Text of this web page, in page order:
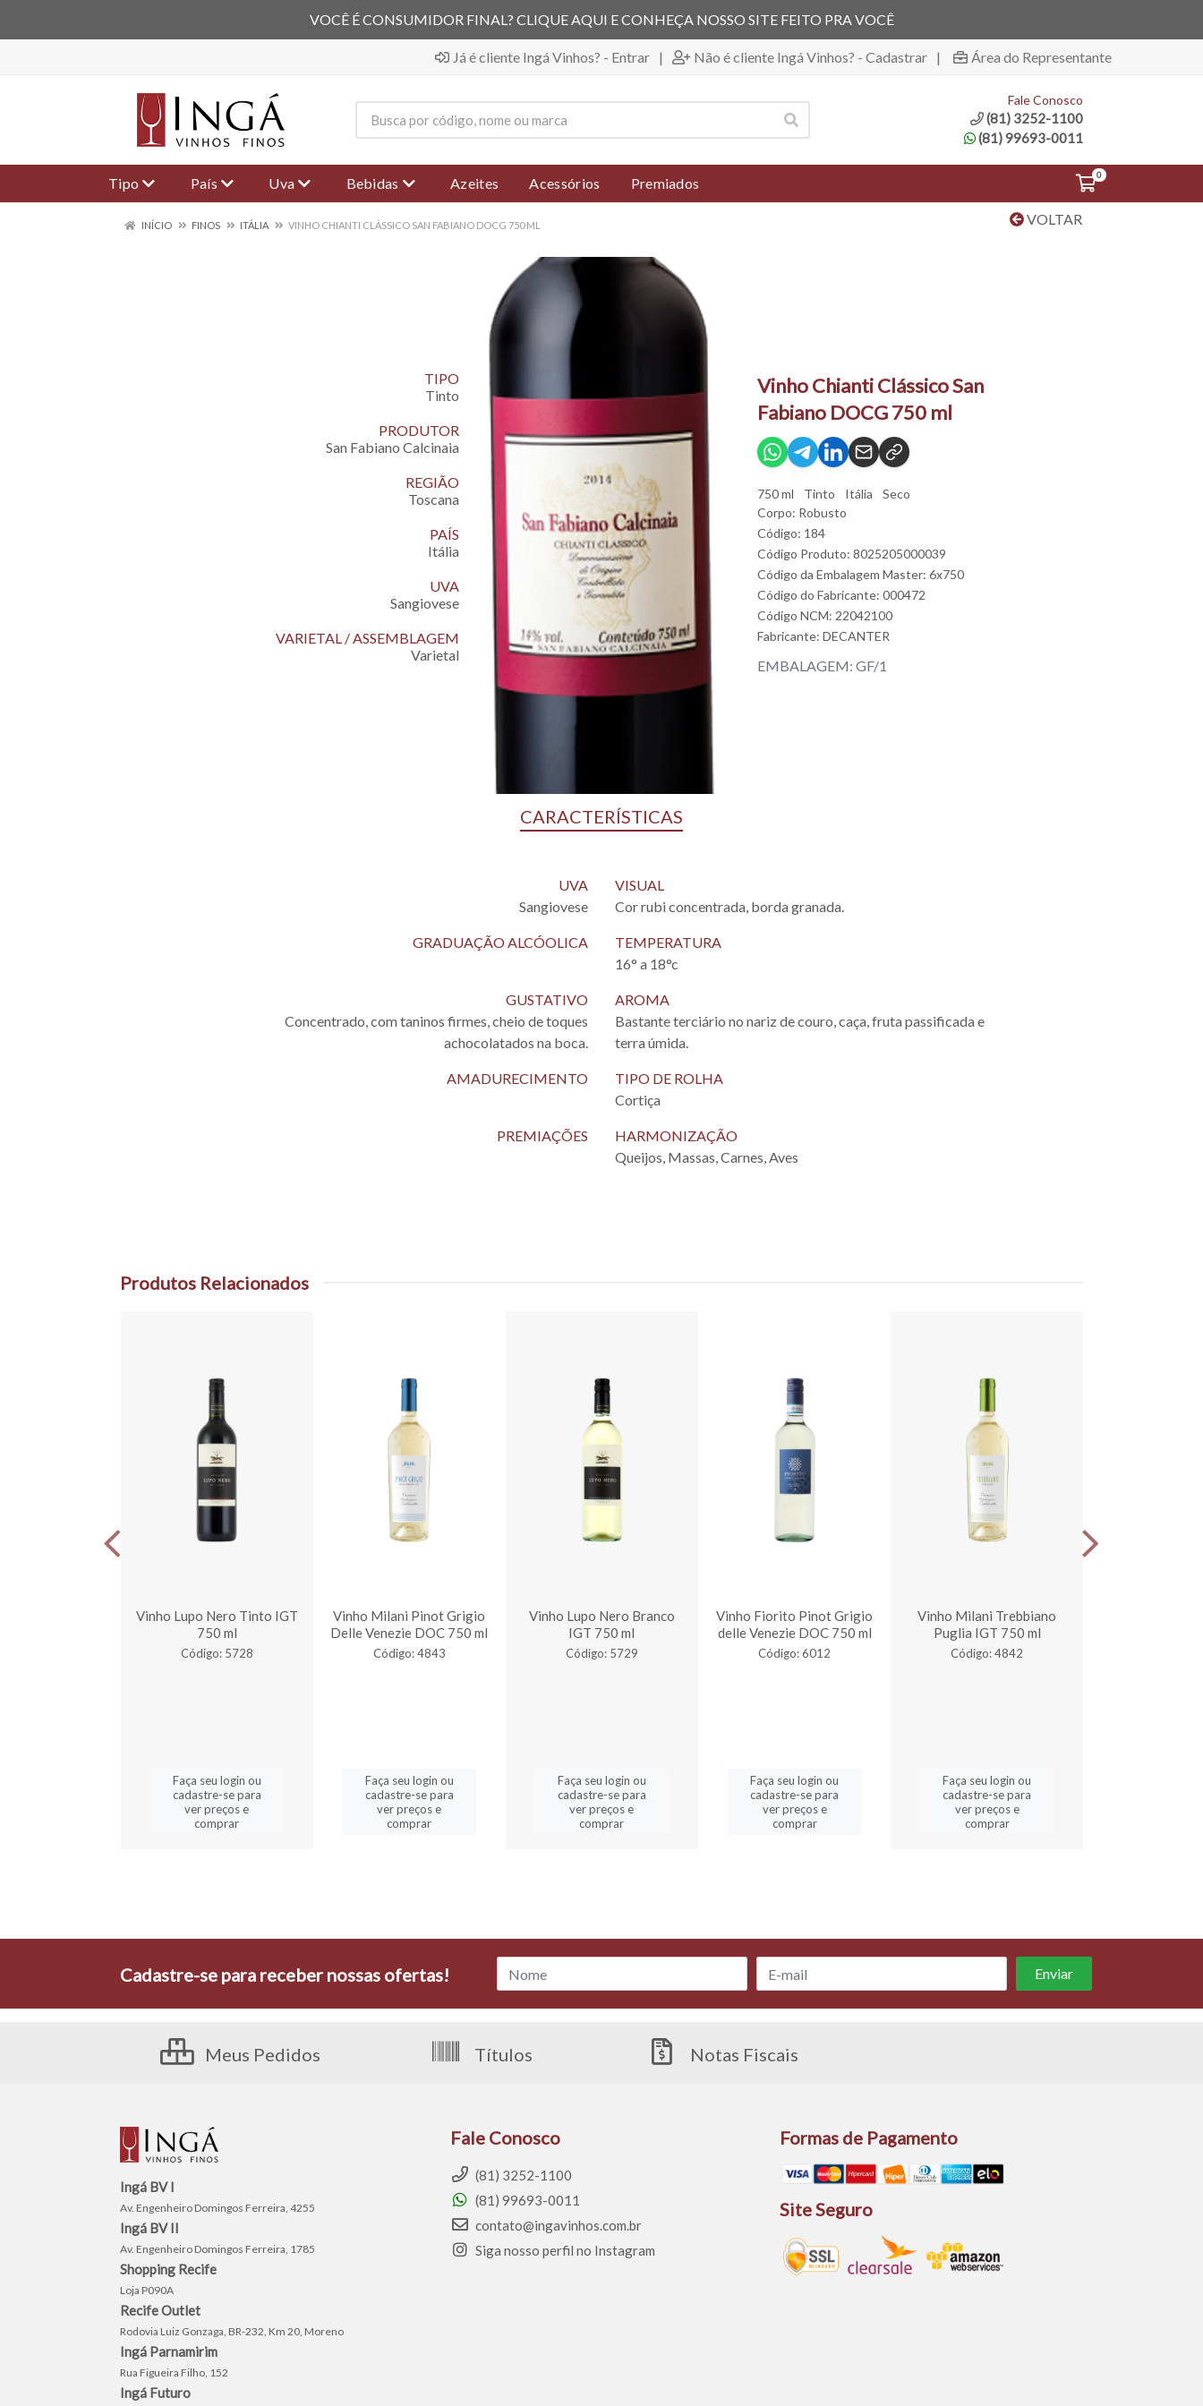
VOCÊ É CONSUMIDOR FINAL? CLIQUE AQUI E CONHEÇA NOSSO SITE FEITO PRA VOCÊ
Já é cliente Ingá Vinhos? - Entrar | Não é cliente Ingá Vinhos? - Cadastrar | Área do Representante
Fale Conosco
(81) 3252-1100
(81) 99693-0011
Tipo País Uva Bebidas Azeites Acessórios Premiados
0
VOLTAR
INÍCIO FINOS ITÁLIA VINHO CHIANTI CLÁSSICO SAN FABIANO DOCG 750 ML
TIPO
Tinto
PRODUTOR
San Fabiano Calcinaia
REGIÃO
Toscana
PAÍS
Itália
UVA
Sangiovese
VARIETAL / ASSEMBLAGEM
Varietal
Vinho Chianti Clássico San
Fabiano DOCG 750 ml
750 ml Tinto Itália
Seco
Corpo: Robusto
Código: 184
Código Produto: 8025205000039
Código da Embalagem Master: 6x750
Código do Fabricante: 000472
Código NCM: 22042100
Fabricante: DECANTER
EMBALAGEM: GF/1
CARACTERÍSTICAS
UVA
Sangiovese
VISUAL
Cor rubi concentrada, borda granada.
GRADUAÇÃO ALCÓOLICA
TEMPERATURA
16° a 18°c
GUSTATIVO
Concentrado, com taninos firmes, cheio de toques
achocolatados na boca.
AROMA
Bastante terciário no nariz de couro, caça, fruta passificada e
terra úmida.
AMADURECIMENTO
TIPO DE ROLHA
Cortiça
PREMIAÇÕES
HARMONIZAÇÃO
Queijos, Massas, Carnes, Aves
Produtos Relacionados
Vinho Lupo Nero Tinto IGT
750 ml
Código: 5728
Faça seu login ou
cadastre-se para
ver preços e
comprar
Vinho Milani Pinot Grigio
Delle Venezie DOC 750 ml
Código: 4843
Faça seu login ou
cadastre-se para
ver preços e
comprar
Vinho Lupo Nero Branco
IGT 750 ml
Código: 5729
Faça seu login ou
cadastre-se para
ver preços e
comprar
Vinho Fiorito Pinot Grigio
delle Venezie DOC 750 ml
Código: 6012
Faça seu login ou
cadastre-se para
ver preços e
comprar
Vinho Milani Trebbiano
Puglia IGT 750 ml
Código: 4842
Faça seu login ou
cadastre-se para
ver preços e
comprar
Cadastre-se para receber nossas ofertas!
Meus Pedidos Títulos Notas Fiscais
Ingá BV I
Av. Engenheiro Domingos Ferreira, 4255
Ingá BV II
Av. Engenheiro Domingos Ferreira, 1785
Shopping Recife
Loja P090A
Recife Outlet
Rodovia Luiz Gonzaga, BR-232, Km 20, Moreno
Ingá Parnamirim
Rua Figueira Filho, 152
Ingá Futuro
Fale Conosco
(81) 3252-1100
(81) 99693-0011
contato@ingavinhos.com.br
Siga nosso perfil no Instagram
Formas de Pagamento
Site Seguro